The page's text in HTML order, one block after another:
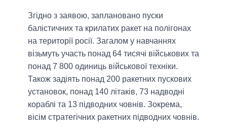
Згідно з заявою, заплановано пуски
балістичних та крилатих ракет на полігонах
на території росії. Загалом у навчаннях
візьмуть участь понад 64 тисячі військових та
понад 7 800 одиниць військової техніки.
Також задіять понад 200 ракетних пускових
установок, понад 140 літаків, 73 надводні
кораблі та 13 підводних човнів. Зокрема,
вісім стратегічних ракетних підводних човнів.